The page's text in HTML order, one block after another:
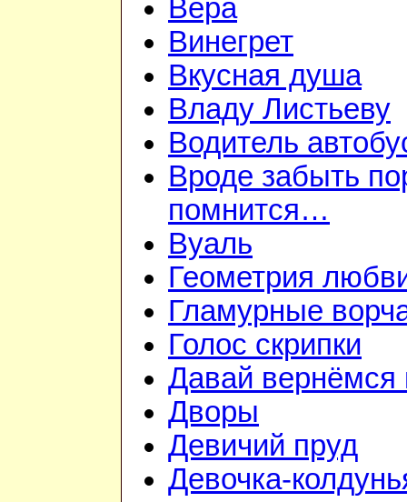
Вера
Винегрет
Вкусная душа
Владу Листьеву
Водитель
Вроде забыть
помнится…
Вуаль
Геометрия
Гламурные
Голос скрипки
Давай вернёмся
Дворы
Девичий пруд
Девочка-